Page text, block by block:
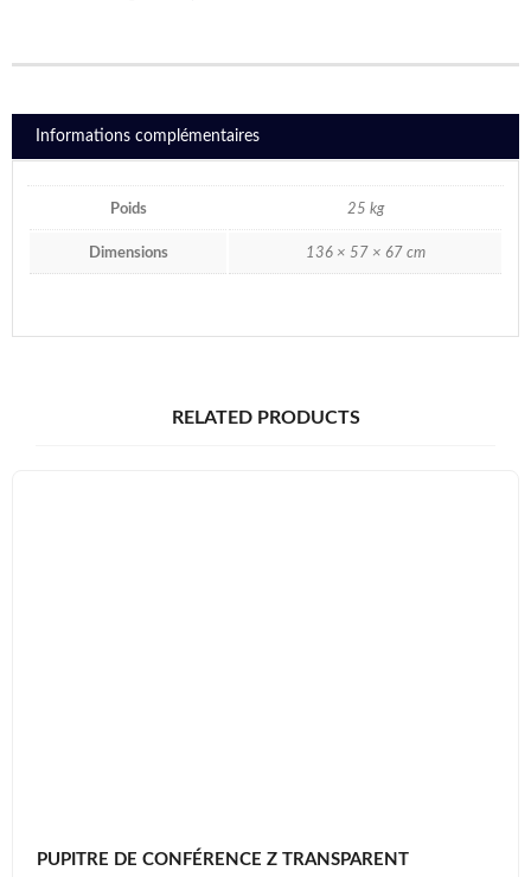
Informations complémentaires
Poids 25 kg
Dimensions 136 × 57 × 67 cm
RELATED PRODUCTS
PUPITRE DE CONFÉRENCE Z TRANSPARENT